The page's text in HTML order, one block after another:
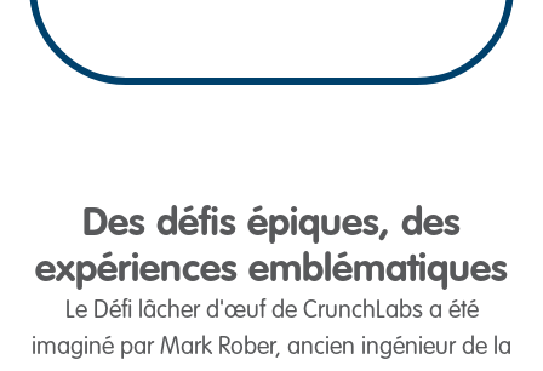
Des défis épiques, des
expériences emblématiques
Le Défi lâcher d'œuf de CrunchLabs a été
imaginé par Mark Rober, ancien ingénieur de la